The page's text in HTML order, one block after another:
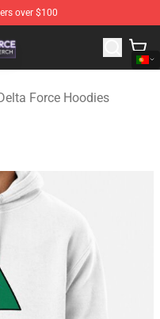
over $100
Force Merchandise
Force Hoodies